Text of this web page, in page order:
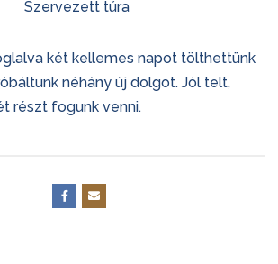
Szervezett túra
két kellemes napot tölthettünk
néhány új dolgot. Jól telt,
részt fogunk venni.